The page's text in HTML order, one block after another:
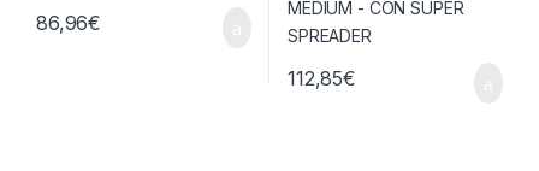
86,96€
112,85€